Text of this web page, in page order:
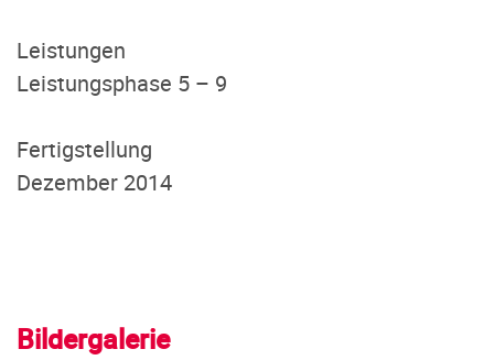
Leistungen
Leistungsphase 5 – 9
Fertigstellung
Dezember 2014
Bildergalerie